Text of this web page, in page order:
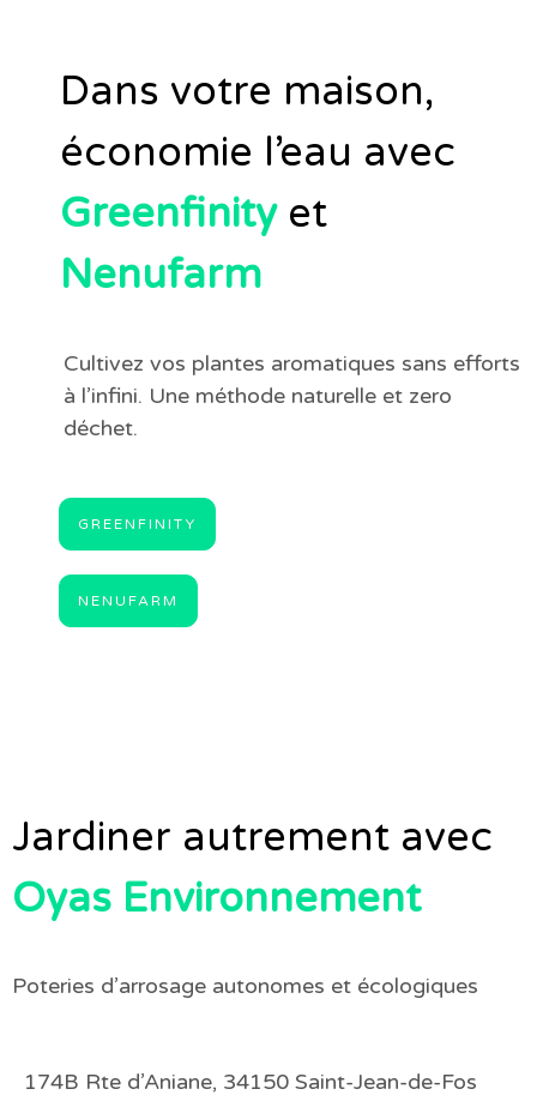
Dans votre maison,
économie l’eau avec
Greenfinity et
Nenufarm
Cultivez vos plantes aromatiques sans efforts
à l’infini. Une méthode naturelle et zero
déchet.
GREENFINITY
NENUFARM
Jardiner autrement avec
Oyas Environnement
Poteries d’arrosage autonomes et écologiques
174B Rte d’Aniane, 34150 Saint-Jean-de-Fos